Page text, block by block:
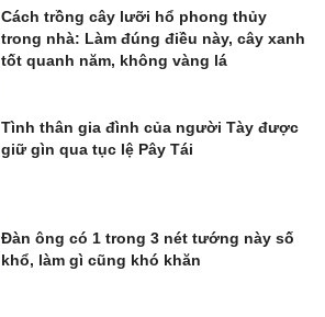
Cách trồng cây lưỡi hổ phong thủy
trong nhà: Làm đúng điều này, cây xanh
tốt quanh năm, không vàng lá
Tình thân gia đình của người Tày được
giữ gìn qua tục lệ Pây Tái
Đàn ông có 1 trong 3 nét tướng này số
khổ, làm gì cũng khó khăn